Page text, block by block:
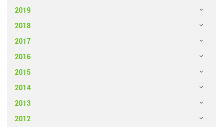
2019
2018
2017
2016
2015
2014
2013
2012